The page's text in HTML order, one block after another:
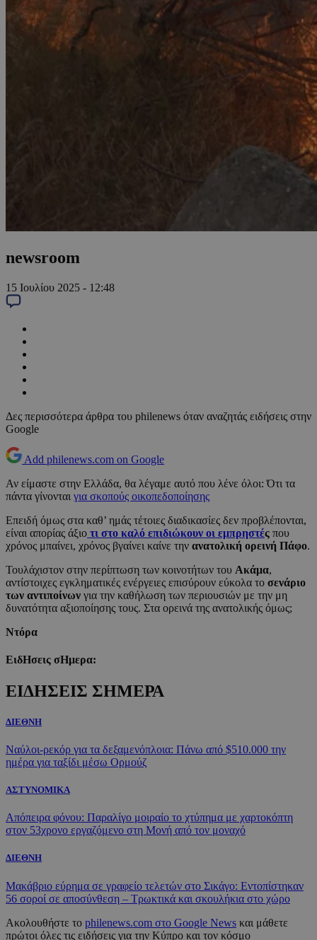
newsroom
15 Ιουλίου 2025 - 12:48
Δες περισσότερα άρθρα του philenews όταν αναζητάς ειδήσεις στην
Google
Add philenews.com on Google
Αν είμαστε στην Ελλάδα, θα λέγαμε αυτό που λένε όλοι: Ότι τα
πάντα γίνονται για σκοπούς οικοπεδοποίησης
Επειδή όμως στα καθ’ ημάς τέτοιες διαδικασίες δεν προβλέπονται,
είναι απορίας άξιο τι στο καλό επιδιώκουν οι εμπρηστές που
χρόνος μπαίνει, χρόνος βγαίνει καίνε την ανατολική ορεινή Πάφο.
Τουλάχιστον στην περίπτωση των κοινοτήτων του Ακάμα,
αντίστοιχες εγκληματικές ενέργειες επισύρουν εύκολα το σενάριο
των αντιποίνων για την καθήλωση των περιουσιών με την μη
δυνατότητα αξιοποίησης τους. Στα ορεινά της ανατολικής όμως;
Nτόρα
ΕιδΗσεις σΗμερα:
ΕΙΔΗΣΕΙΣ ΣΗΜΕΡΑ
ΔΙΕΘΝΗ
Ναύλοι-ρεκόρ για τα δεξαμενόπλοια: Πάνω από $510.000 την
ημέρα για ταξίδι μέσω Ορμούζ
ΑΣΤΥΝΟΜΙΚΑ
Απόπειρα φόνου: Παραλίγο μοιραίο το χτύπημα με χαρτοκόπτη
στον 53χρονο εργαζόμενο στη Μονή από τον μοναχό
ΔΙΕΘΝΗ
Μακάβριο εύρημα σε γραφείο τελετών στο Σικάγο: Εντοπίστηκαν
56 σοροί σε αποσύνθεση – Τρωκτικά και σκουλήκια στο χώρο
Ακολουθήστε το philenews.com στο Google News και μάθετε
πρώτοι όλες τις ειδήσεις για την Κύπρο και τον κόσμο